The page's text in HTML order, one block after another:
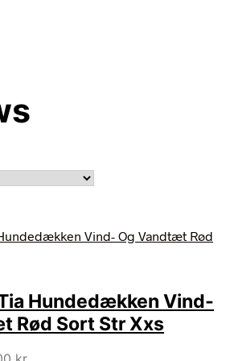
Hundedækken Vind-
Rød Sort Str Xxs